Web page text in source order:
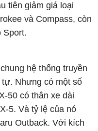
tiên giảm giá loại
và Compass, còn
Sport.
hệ thống truyền
Nhưng có một số
50 có thân xe dài
5. Và tỷ lệ của nó
Outback. Với kích